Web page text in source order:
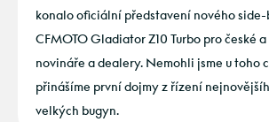
konalo oficiální představení nového
CFMOTO Gladiator Z10 Turbo pro české
novináře a dealery. Nemohli jsme u toho
přinášíme první dojmy z řízení
velkých bugyn.